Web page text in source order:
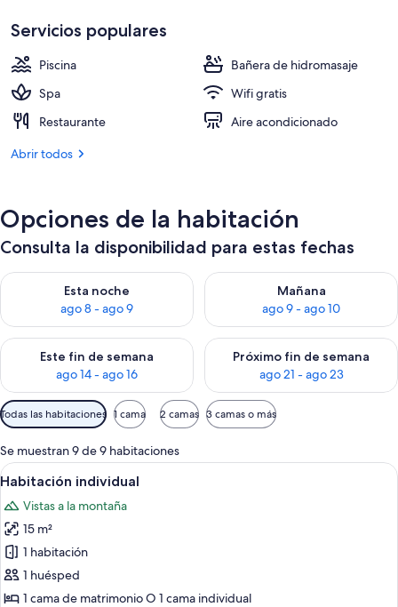
Una piscina cubierta, una piscina al
Servicios populares
Piscina
Bañera de hidromasaje
Spa
Wifi gratis
Restaurante
Aire acondicionado
Abrir todos
Opciones de la habitación
Consulta la disponibilidad para estas fechas
Esta noche
ago 8 - ago 9
Consulta la disponibilidad para esta noche, ago 8 - ago 9
Mañana
ago 9 - ago 10
Consulta la disponibilidad
Este fin de semana
ago 14 - ago 16
Consulta la disponibilidad para este fin de semana, ago 14 -
Próximo fin de semana
ago 21 - ago 23
Consulta la disponibilidad
Filtros
disponibles
para
las
habitaciones
Todas las habitaciones 1 cama 2 camas 3 camas o más
Se muestran 9 de 9 habitaciones
Abrir
todas
las
fotos
de
Habitación
individual
Habitación de hotel con cama,
3
Habitación individual
Vistas a la montaña
15 m²
1 habitación
1 huésped
1 cama de matrimonio O 1 cama individual